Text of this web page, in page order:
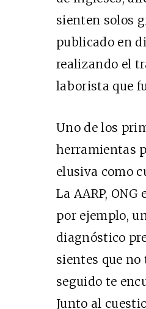
sienten solos
publicado en
realizando el
laborista que
Uno de los
herramientas
elusiva como
La AARP,
por ejemplo,
diagnóstico
sientes que no
seguido te
Junto al